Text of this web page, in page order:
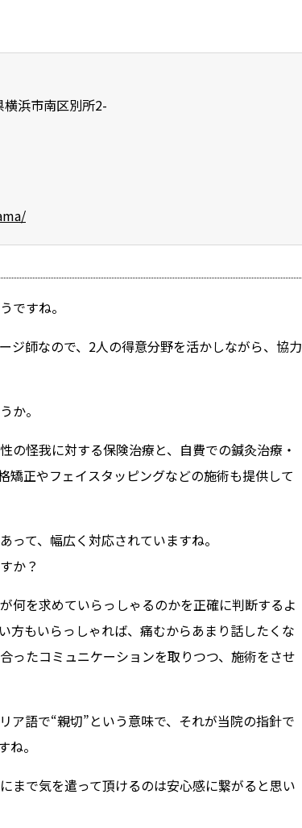
浜市南区別所2-
ですね。
ジ師なので、2人の得意分野を活かしながら、協力
か。
怪我に対する保険治療と、自費での鍼灸治療・
矯正やフェイスタッピングなどの施術も提供して
て、幅広く対応されていますね。
か？
何を求めていらっしゃるのかを正確に判断するよ
方もいらっしゃれば、痛むからあまり話したくな
ったコミュニケーションを取りつつ、施術をさせ
語で“親切”という意味で、それが当院の指針で
。
まで気を遣って頂けるのは安心感に繋がると思い